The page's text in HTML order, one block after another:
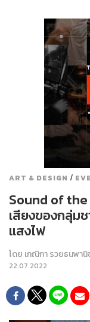
ART & DESIGN /
Sound of
เสียงของกลุ่ม
แสงไฟ
โดย เกณิกา รวยธนพานิ
22.07.2022